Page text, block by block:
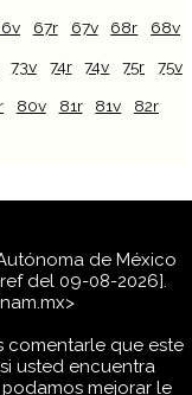
67r 67v 68r 68v
73v 74r 74v 75r 75v
80v 81r 81v 82r
de México
del 09-08-2026].
comentarle que este
usted encuentra
mejorar le